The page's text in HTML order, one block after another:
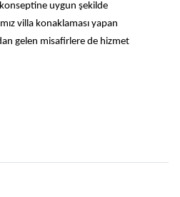
uygun şekilde
villa konaklaması yapan
gelen misafirlere de hizmet